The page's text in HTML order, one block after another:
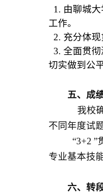
1. 由聊城
工作。
2. 充分体
3. 全面贯
切实做到公
五、成
我校
不同年度试
“3+2 ”
专业基本技
六、转